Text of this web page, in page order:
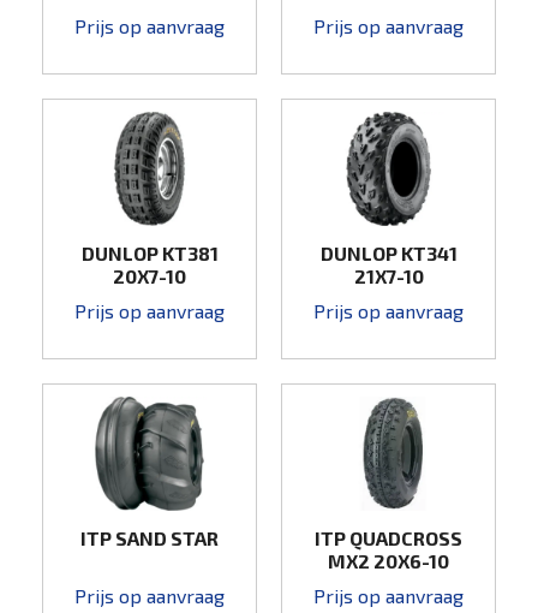
Prijs op aanvraag
Prijs op aanvraag
DUNLOP KT381
20X7-10
Prijs op aanvraag
DUNLOP KT341
21X7-10
Prijs op aanvraag
ITP SAND STAR
Prijs op aanvraag
ITP QUADCROSS
MX2 20X6-10
Prijs op aanvraag